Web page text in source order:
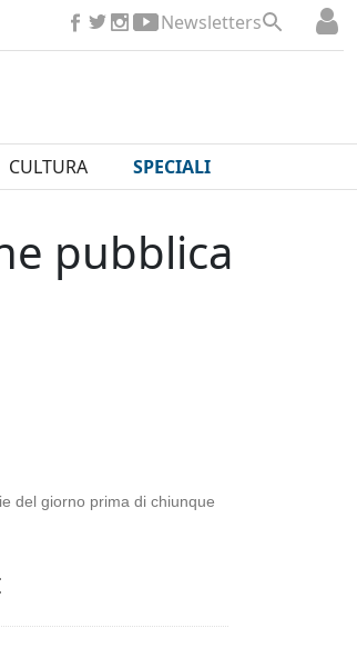
Newsletters
CULTURA SPECIALI
pubblica
del giorno prima di chiunque